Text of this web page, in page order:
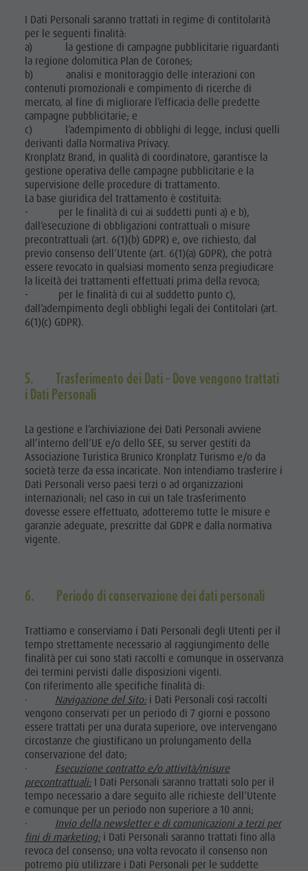
I Dati Personali saranno trattati in regime di contitolarità
per le seguenti finalità:
a) la gestione di campagne pubblicitarie riguardanti
la regione dolomitica Plan de Corones;
b) analisi e monitoraggio delle interazioni con
contenuti promozionali e compimento di ricerche di
mercato, al fine di migliorare l’efficacia delle predette
campagne pubblicitarie; e
c) l’adempimento di obblighi di legge, inclusi quelli
derivanti dalla Normativa Privacy.
Kronplatz Brand, in qualità di coordinatore, garantisce la
gestione operativa delle campagne pubblicitarie e la
supervisione delle procedure di trattamento.
La base giuridica del trattamento è costituita:
- per le finalità di cui ai suddetti punti a) e b),
dall’esecuzione di obbligazioni contrattuali o misure
precontrattuali (art. 6(1)(b) GDPR) e, ove richiesto, dal
previo consenso dell’Utente (art. 6(1)(a) GDPR), che potrà
essere revocato in qualsiasi momento senza pregiudicare
la liceità dei trattamenti effettuati prima della revoca;
- per le finalità di cui al suddetto punto c),
dall’adempimento degli obblighi legali dei Contitolari (art.
6(1)(c) GDPR).
5. Trasferimento dei Dati – Dove vengono trattati
i Dati Personali
La gestione e l’archiviazione dei Dati Personali avviene
all’interno dell’UE e/o dello SEE, su server gestiti da
Associazione Turistica Brunico Kronplatz Turismo e/o da
società terze da essa incaricate. Non intendiamo trasferire i
Dati Personali verso paesi terzi o ad organizzazioni
internazionali; nel caso in cui un tale trasferimento
dovesse essere effettuato, adotteremo tutte le misure e
garanzie adeguate, prescritte dal GDPR e dalla normativa
vigente.
6. Periodo di conservazione dei dati personali
Trattiamo e conserviamo i Dati Personali degli Utenti per il
tempo strettamente necessario al raggiungimento delle
finalità per cui sono stati raccolti e comunque in osservanza
dei termini pervisti dalle disposizioni vigenti.
Con riferimento alle specifiche finalità di:
· Navigazione del Sito: i Dati Personali così raccolti
vengono conservati per un periodo di 7 giorni e possono
essere trattati per una durata superiore, ove intervengano
circostanze che giustificano un prolungamento della
conservazione del dato;
· Esecuzione contratto e/o attività/misure
precontrattuali: I Dati Personali saranno trattati solo per il
tempo necessario a dare seguito alle richieste dell’Utente
e comunque per un periodo non superiore a 10 anni;
· Invio della newsletter e di comunicazioni a terzi per
fini di marketing: i Dati Personali saranno trattati fino alla
revoca del consenso; una volta revocato il consenso non
potremo più utilizzare i Dati Personali per le suddette